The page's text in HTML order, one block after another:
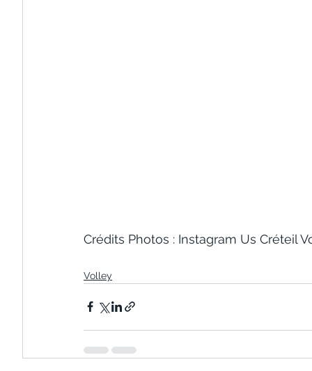
Crédits Photos : Instagram Us Créteil
Volley